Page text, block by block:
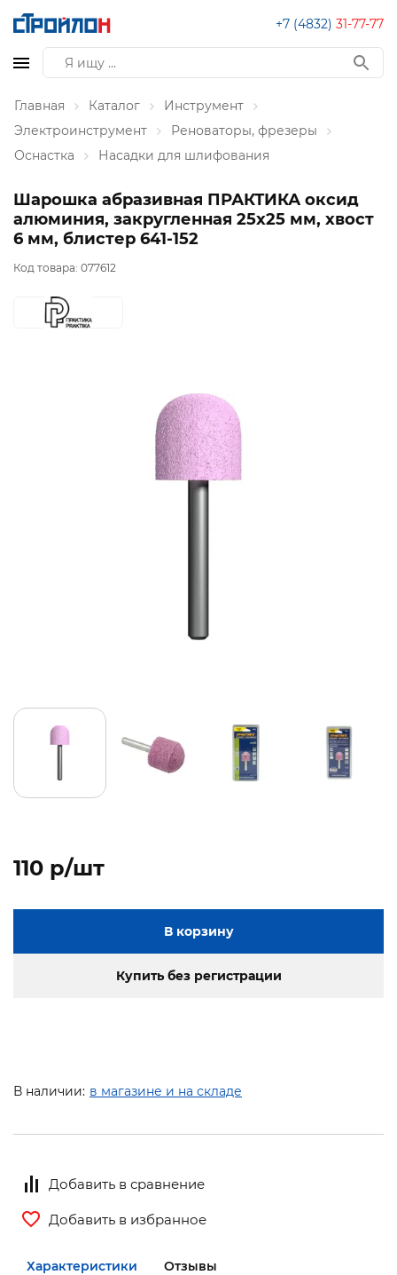
+7 (4832) 31-77-77
Главная Каталог
Инструмент
Электроинструмент
Реноваторы, фрезеры
Оснастка
Насадки для шлифования
Шарошка абразивная ПРАКТИКА оксид
алюминия, закругленная 25х25 мм, хвост
6 мм, блистер 641-152
Код товара: 077612
110 p/шт
В корзину
Купить без регистрации
В наличии: в магазине и на складе
Добавить в сравнение
Добавить в избранное
Характеристики Отзывы